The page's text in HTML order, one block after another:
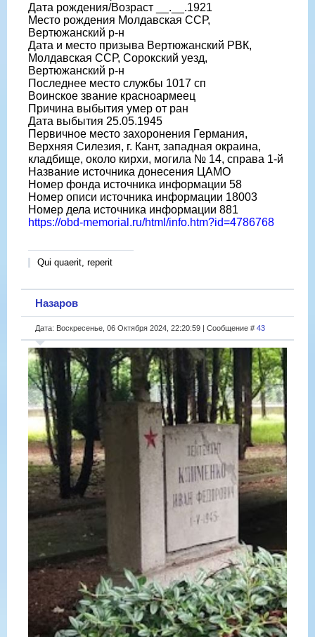
Дата рождения/Возраст __.__.1921
Место рождения Молдавская ССР,
Вертюжанский р-н
Дата и место призыва Вертюжанский РВК,
Молдавская ССР, Сорокский уезд,
Вертюжанский р-н
Последнее место службы 1017 сп
Воинское звание красноармеец
Причина выбытия умер от ран
Дата выбытия 25.05.1945
Первичное место захоронения Германия,
Верхняя Силезия, г. Кант, западная окраина,
кладбище, около кирхи, могила № 14, справа 1-й
Название источника донесения ЦАМО
Номер фонда источника информации 58
Номер описи источника информации 18003
Номер дела источника информации 881
https://obd-memorial.ru/html/info.htm?id=4786768
Qui quaerit, reperit
Назаров
Дата: Воскресенье, 06 Октября 2024, 22:20:59 | Сообщение # 43